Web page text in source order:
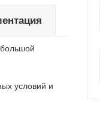
условий и